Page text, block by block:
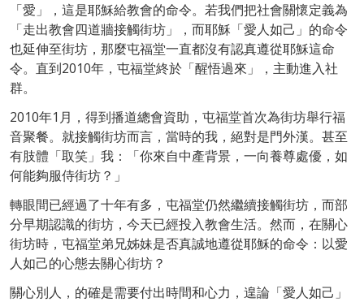
「愛」，這是耶穌給教會的命令。若我們把社會關懷定義為
「走出教會四道牆接觸街坊」，而耶穌「愛人如己」的命令
也延伸至街坊，那麼屯福堂一直都沒有認真遵從耶穌這命
令。直到2010年，屯福堂終於「醒悟過來」，主動進入社
群。
2010年1月，得到播道總會資助，屯福堂首次為街坊舉行福
音聚餐。就接觸街坊而言，當時的我，絕對是門外漢。甚至
有肢體「取笑」我：「你來自中產背景，一向養尊處優，如
何能夠服侍街坊？」
轉眼間已經過了十年有多，屯福堂仍然繼續接觸街坊，而部
分早期認識的街坊，今天已經投入教會生活。然而，在關心
街坊時，屯福堂弟兄姊妹是否真誠地遵從耶穌的命令：以愛
人如己的心態去關心街坊？
關心別人，的確是需要付出時間和心力，遑論「愛人如己」